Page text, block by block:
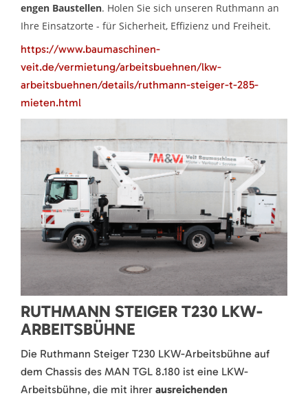
engen Baustellen. Holen Sie sich unseren Ruthmann an
Ihre Einsatzorte - für Sicherheit, Effizienz und Freiheit.
https://www.baumaschinen-
veit.de/vermietung/arbeitsbuehnen/lkw-
arbeitsbuehnen/details/ruthmann-steiger-t-285-
mieten.html
RUTHMANN STEIGER T230 LKW-
ARBEITSBÜHNE
Die Ruthmann Steiger T230 LKW-Arbeitsbühne auf
dem Chassis des MAN TGL 8.180 ist eine LKW-
Arbeitsbühne, die mit ihrer ausreichenden